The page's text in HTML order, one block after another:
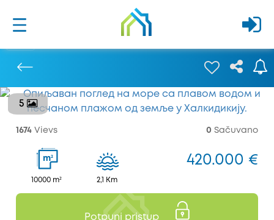
5
1674 Vievs 0 Sačuvano
m2
10000 m² 2,1 Km
420.000 €
Potpuni pristup